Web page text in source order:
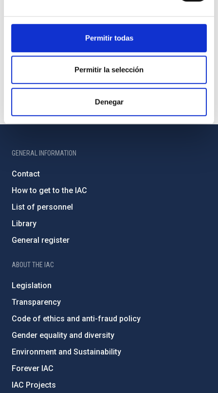
Permitir todas
Permitir la selección
Denegar
GENERAL INFORMATION
Contact
How to get to the IAC
List of personnel
Library
General register
ABOUT THE IAC
Legislation
Transparency
Code of ethics and anti-fraud policy
Gender equality and diversity
Environment and Sustainability
Forever IAC
IAC Projects